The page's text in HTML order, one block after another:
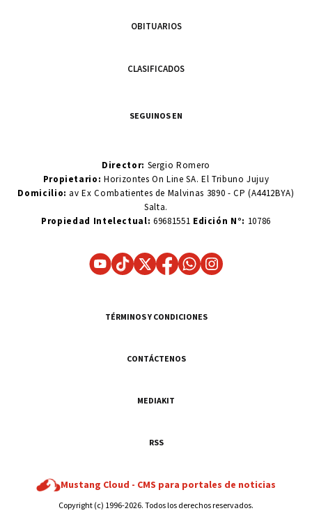
OBITUARIOS
CLASIFICADOS
SEGUINOS EN
Director: Sergio Romero
Propietario:Horizontes On Line SA. El Tribuno Jujuy
Domicilio: av Ex Combatientes de Malvinas 3890 - CP (A4412BYA)
Salta.
Propiedad Intelectual: 69681551 Edición N°: 10786
TÉRMINOS Y CONDICIONES
CONTÁCTENOS
MEDIAKIT
RSS
Mustang Cloud - CMS para portales de noticias
Copyright (c) 1996-2026. Todos los derechos reservados.